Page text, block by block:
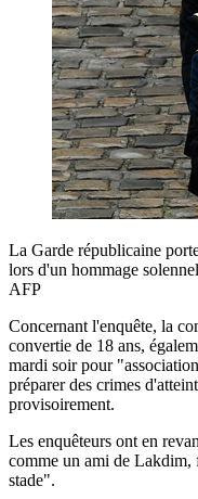
La Garde républicaine
lors d'un hommage
AFP
Concernant l'enquête, la
convertie de 18 ans,
mardi soir pour
préparer des crimes
provisoirement.
Les enquêteurs ont en
comme un ami de
stade".